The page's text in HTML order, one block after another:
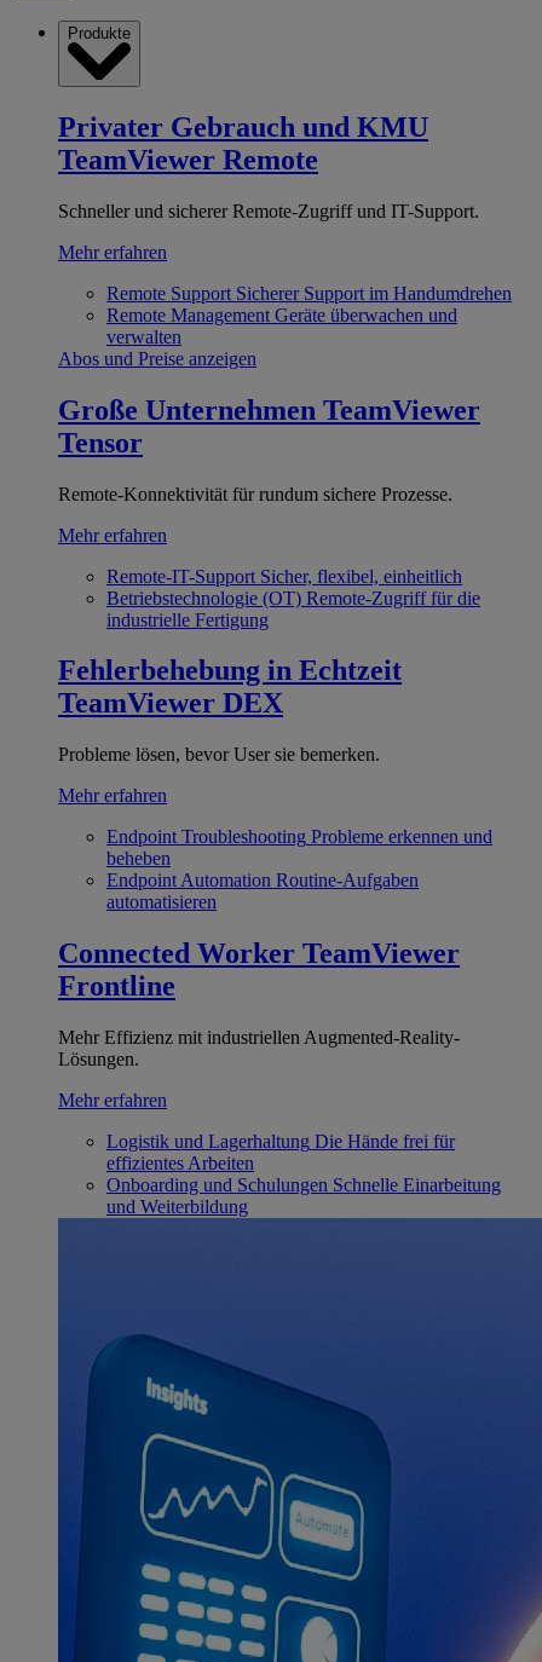
Produkte
Privater Gebrauch und KMU
TeamViewer Remote
Schneller und sicherer Remote-Zugriff und IT-Support.
Mehr erfahren
Remote Support Sicherer Support im Handumdrehen
Remote Management Geräte überwachen und
verwalten
Abos und Preise anzeigen
Große Unternehmen TeamViewer
Tensor
Remote-Konnektivität für rundum sichere Prozesse.
Mehr erfahren
Remote-IT-Support Sicher, flexibel, einheitlich
Betriebstechnologie (OT) Remote-Zugriff für die
industrielle Fertigung
Fehlerbehebung in Echtzeit
TeamViewer DEX
Probleme lösen, bevor User sie bemerken.
Mehr erfahren
Endpoint Troubleshooting Probleme erkennen und
beheben
Endpoint Automation Routine-Aufgaben
automatisieren
Connected Worker TeamViewer
Frontline
Mehr Effizienz mit industriellen Augmented-Reality-
Lösungen.
Mehr erfahren
Logistik und Lagerhaltung Die Hände frei für
effizientes Arbeiten
Onboarding und Schulungen Schnelle Einarbeitung
und Weiterbildung